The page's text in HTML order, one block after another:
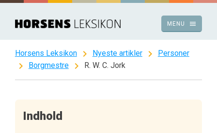
Spring
indhold
menu
MENU
Horsens Leksikon chevron_right Nyeste artikler chevron_right Personer
chevron_right Borgmestre chevron_right R. W. C. Jork
Indhold